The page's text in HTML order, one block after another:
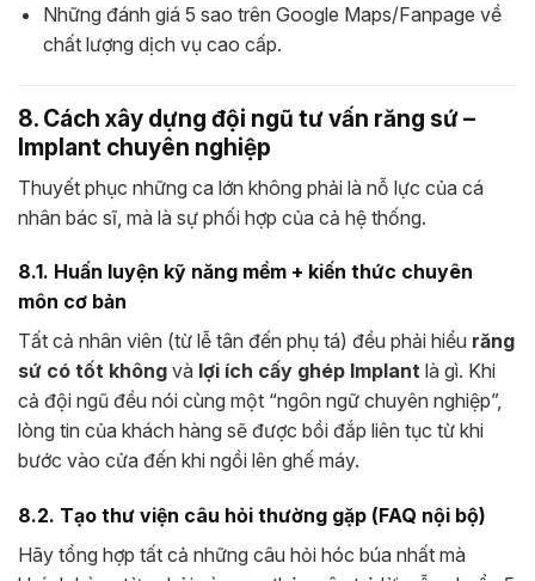
Những đánh giá 5 sao trên Google Maps/Fanpage về
chất lượng dịch vụ cao cấp.
8. Cách xây dựng đội ngũ tư vấn răng sứ –
Implant chuyên nghiệp
Thuyết phục những ca lớn không phải là nỗ lực của cá
nhân bác sĩ, mà là sự phối hợp của cả hệ thống.
8.1. Huấn luyện kỹ năng mềm + kiến thức chuyên
môn cơ bản
Tất cả nhân viên (từ lễ tân đến phụ tá) đều phải hiểu răng
sứ có tốt không và lợi ích cấy ghép Implant là gì. Khi
cả đội ngũ đều nói cùng một “ngôn ngữ chuyên nghiệp”,
lòng tin của khách hàng sẽ được bồi đắp liên tục từ khi
bước vào cửa đến khi ngồi lên ghế máy.
8.2. Tạo thư viện câu hỏi thường gặp (FAQ nội bộ)
Hãy tổng hợp tất cả những câu hỏi hóc búa nhất mà